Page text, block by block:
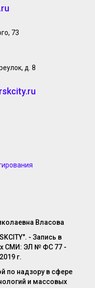
73
д. 8
Власова
- Запись в
СМИ: ЭЛ № ФС 77 -
г.
по надзору в сфере
и массовых